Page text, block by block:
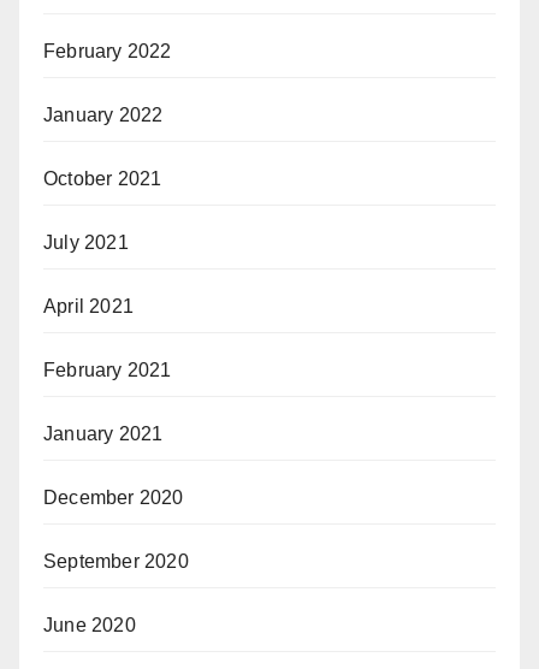
February 2022
January 2022
October 2021
July 2021
April 2021
February 2021
January 2021
December 2020
September 2020
June 2020